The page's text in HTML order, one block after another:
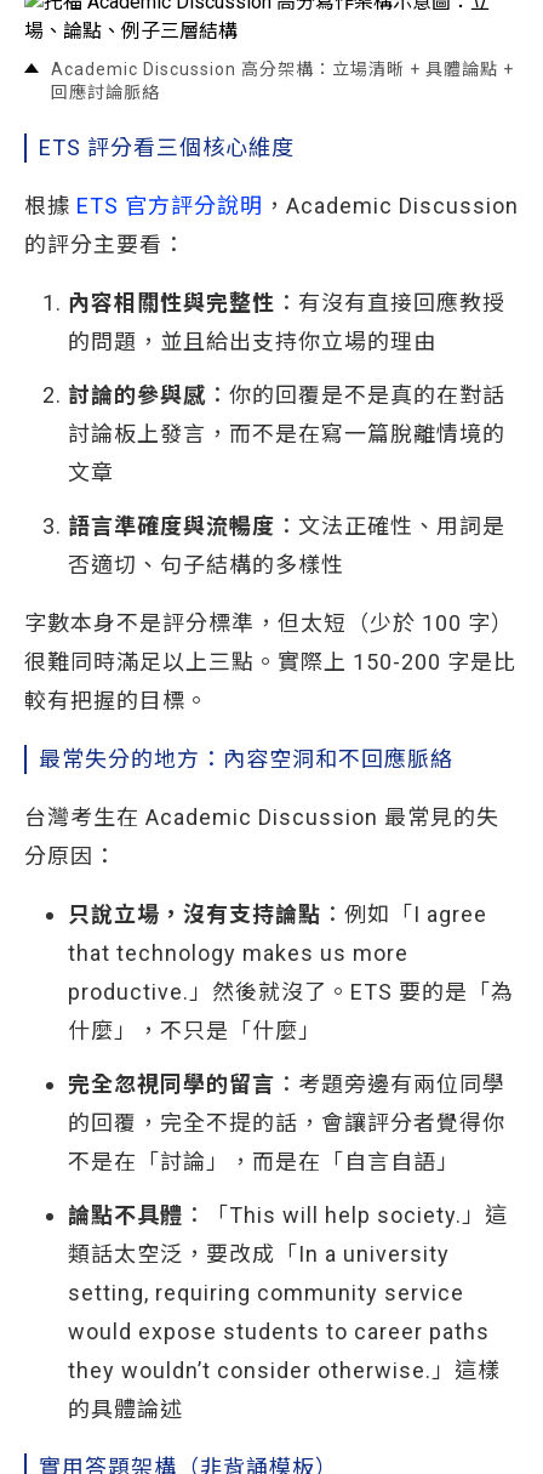
Academic Discussion 高分架構：立場清晰 + 具體論點 +
回應討論脈絡
ETS 評分看三個核心維度
根據 ETS 官方評分說明 ，Academic Discussion
的評分主要看：
內容相關性與完整性 ：有沒有直接回應教授
的問題，並且給出支持你立場的理由
討論的參與感 ：你的回覆是不是真的在對話
討論板上發言，而不是在寫一篇脫離情境的
文章
語言準確度與流暢度 ：文法正確性、用詞是
否適切、句子結構的多樣性
字數本身不是評分標準，但太短（少於 100 字）
很難同時滿足以上三點。實際上 150-200 字是比
較有把握的目標。
最常失分的地方：內容空洞和不回應脈絡
台灣考生在 Academic Discussion 最常見的失
分原因：
只說立場，沒有支持論點 ：例如「I agree
that technology makes us more
productive.」然後就沒了。ETS 要的是「為
什麼」，不只是「什麼」
完全忽視同學的留言 ：考題旁邊有兩位同學
的回覆，完全不提的話，會讓評分者覺得你
不是在「討論」，而是在「自言自語」
論點不具體 ：「This will help society.」這
類話太空泛，要改成「In a university
setting, requiring community service
would expose students to career paths
they wouldn’t consider otherwise.」這樣
的具體論述
實用答題架構（非背誦模板）